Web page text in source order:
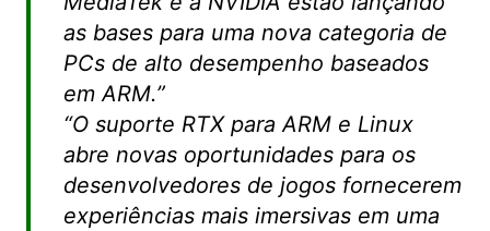
as bases para uma nova categoria de
PCs de alto desempenho baseados
em ARM.”
“O suporte RTX para ARM e Linux
abre novas oportunidades para os
desenvolvedores de jogos fornecerem
experiências mais imersivas em uma